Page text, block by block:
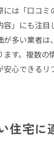
には「口コ
」にも注目
が多い業者は
す。複数の
安心できる
住宅に